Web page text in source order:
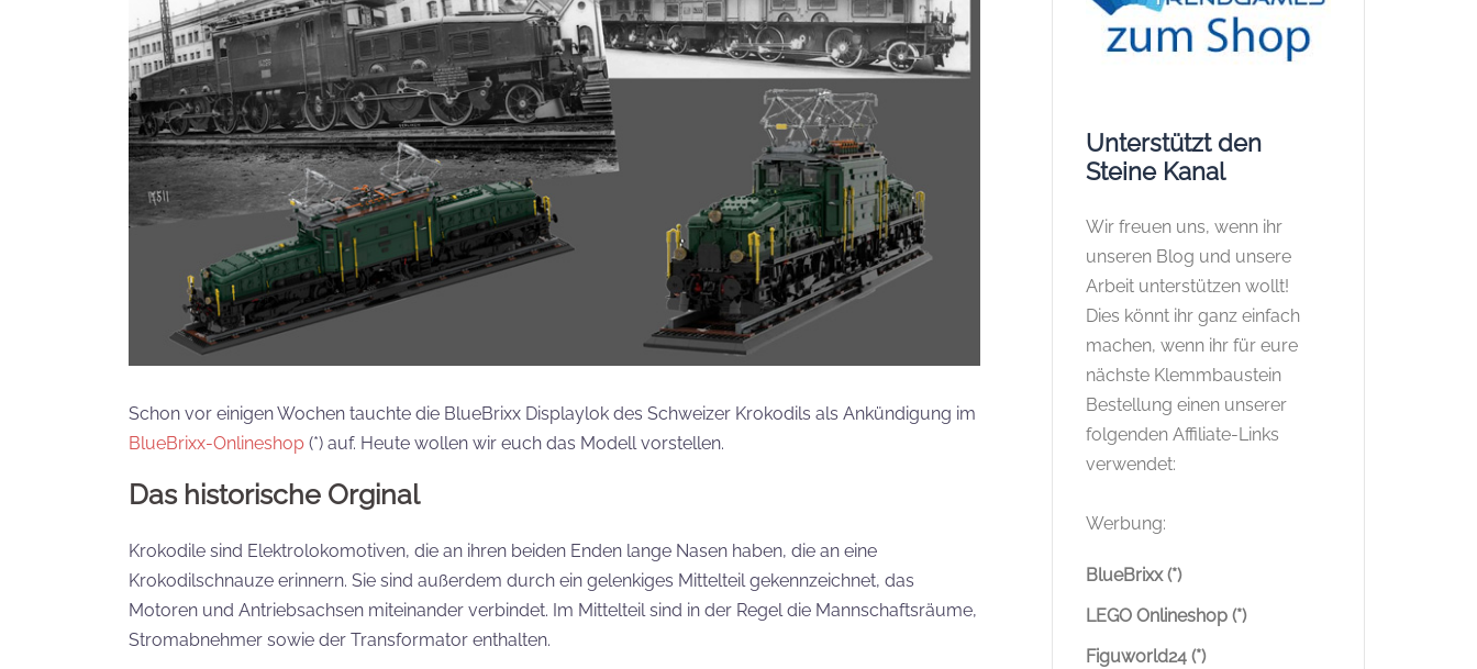
Schon vor einigen Wochen tauchte die BlueBrixx Displaylok des Schweizer Krokodils als Ankündigung im
BlueBrixx-Onlineshop (*) auf. Heute wollen wir euch das Modell vorstellen.
Das historische Orginal
Krokodile sind Elektrolokomotiven, die an ihren beiden Enden lange Nasen haben, die an eine
Krokodilschnauze erinnern. Sie sind außerdem durch ein gelenkiges Mittelteil gekennzeichnet, das
Motoren und Antriebsachsen miteinander verbindet. Im Mittelteil sind in der Regel die Mannschaftsräume,
Stromabnehmer sowie der Transformator enthalten.
Unterstützt den
Steine Kanal
Wir freuen uns, wenn ihr
unseren Blog und unsere
Arbeit unterstützen wollt!
Dies könnt ihr ganz einfach
machen, wenn ihr für eure
nächste Klemmbaustein
Bestellung einen unserer
folgenden Affiliate-Links
verwendet:
Werbung:
BlueBrixx (*)
LEGO Onlineshop (*)
Figuworld24 (*)